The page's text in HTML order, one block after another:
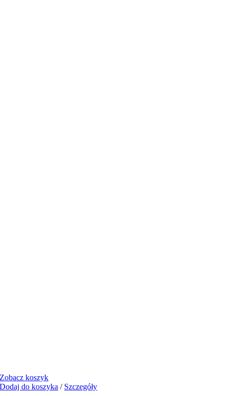
Zobacz koszyk
Dodaj do koszyka / Szczegóły